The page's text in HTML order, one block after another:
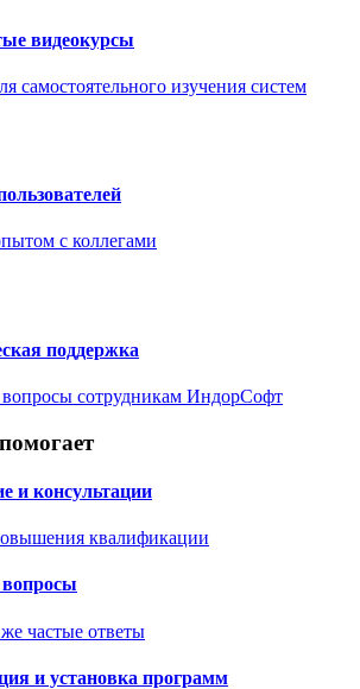
видеокурсы
самостоятельного изучения систем
с коллегами
поддержка
сотрудникам ИндорСофт
и консультации
квалификации
частые ответы
и установка программ